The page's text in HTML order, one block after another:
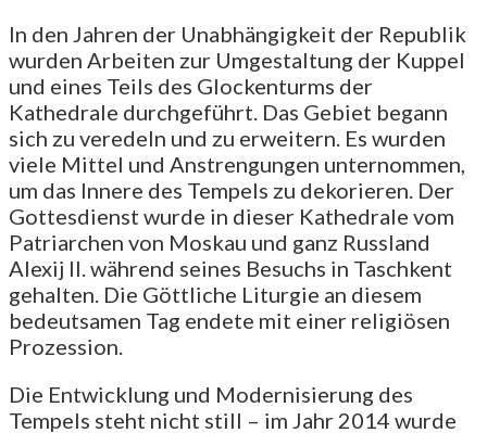
In den Jahren der Unabhängigkeit der Republik
wurden Arbeiten zur Umgestaltung der Kuppel
und eines Teils des Glockenturms der
Kathedrale durchgeführt. Das Gebiet begann
sich zu veredeln und zu erweitern. Es wurden
viele Mittel und Anstrengungen unternommen,
um das Innere des Tempels zu dekorieren. Der
Gottesdienst wurde in dieser Kathedrale vom
Patriarchen von Moskau und ganz Russland
Alexij II. während seines Besuchs in Taschkent
gehalten. Die Göttliche Liturgie an diesem
bedeutsamen Tag endete mit einer religiösen
Prozession.
Die Entwicklung und Modernisierung des
Tempels steht nicht still – im Jahr 2014 wurde